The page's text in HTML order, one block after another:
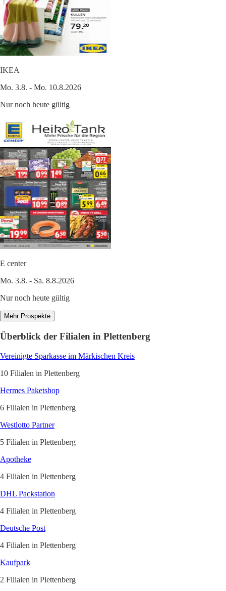
IKEA
Mo. 3.8. - Mo. 10.8.2026
Nur noch heute gültig
E center
Mo. 3.8. - Sa. 8.8.2026
Nur noch heute gültig
Mehr Prospekte
Überblick der Filialen in Plettenberg
Vereinigte Sparkasse im Märkischen Kreis
10 Filialen in Plettenberg
Hermes Paketshop
6 Filialen in Plettenberg
Westlotto Partner
5 Filialen in Plettenberg
Apotheke
4 Filialen in Plettenberg
DHL Packstation
4 Filialen in Plettenberg
Deutsche Post
4 Filialen in Plettenberg
Kaufpark
2 Filialen in Plettenberg